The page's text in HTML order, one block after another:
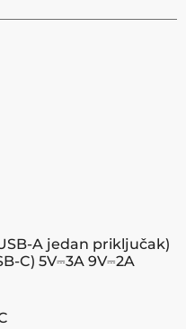
A jedan priključak)
C) 5V⎓3A 9V⎓2A